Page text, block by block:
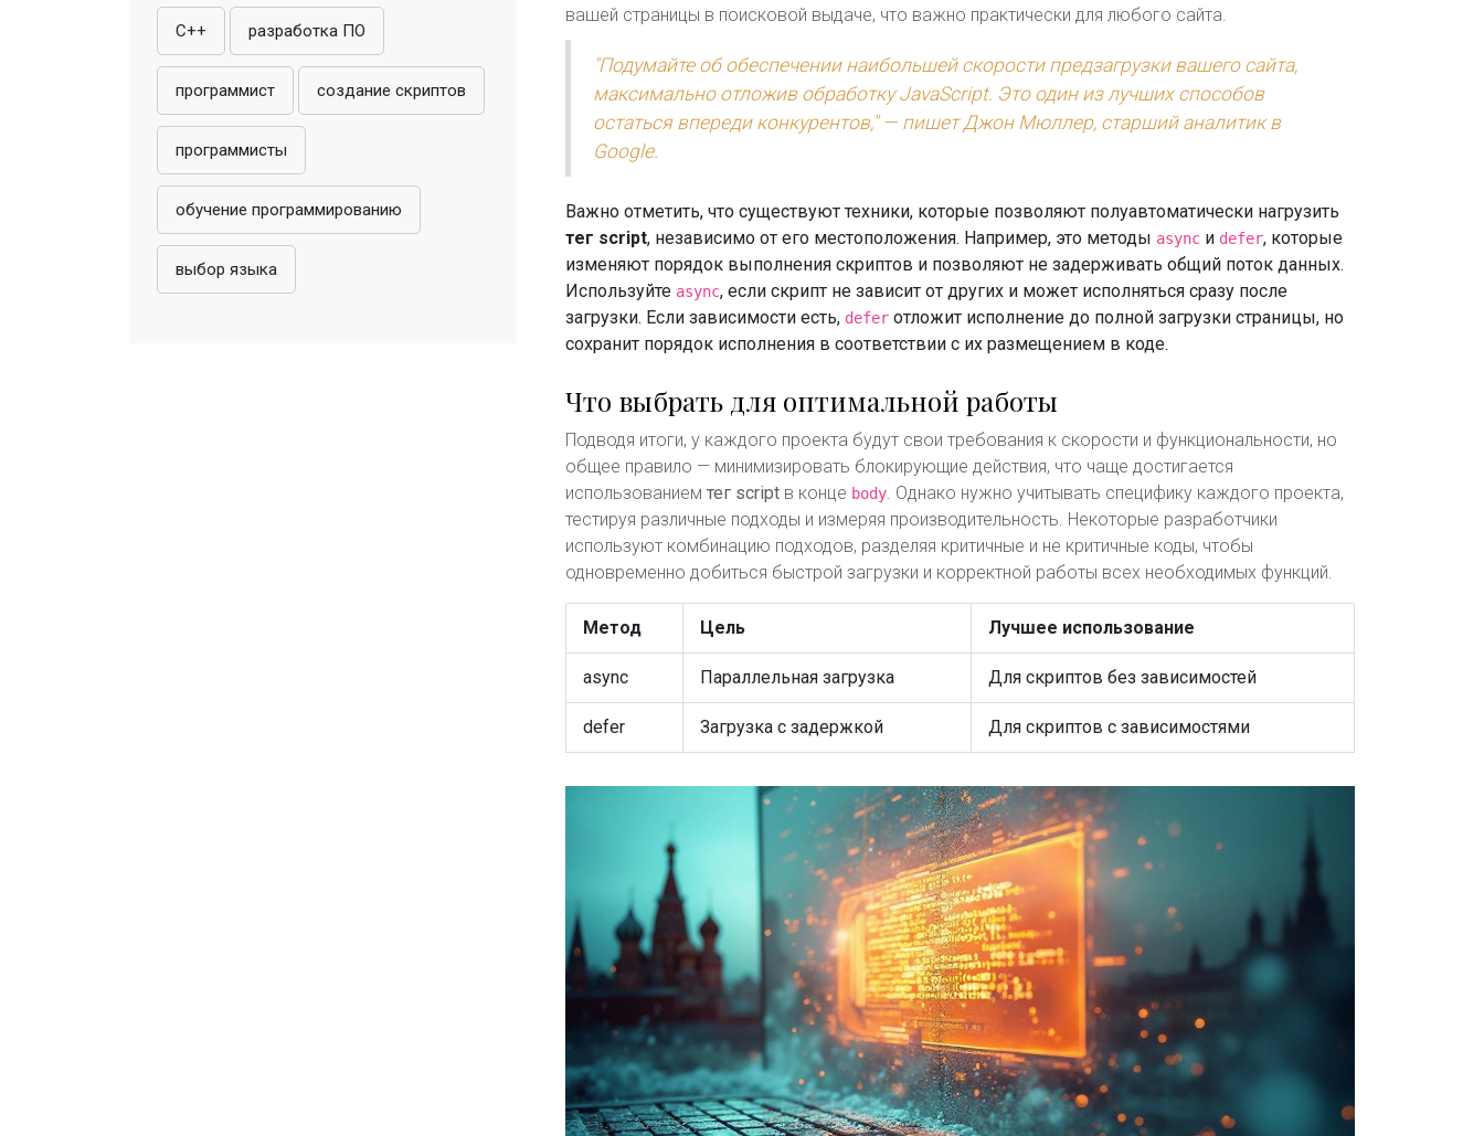
C++ разработка ПО
программист создание скриптов
программисты
обучение программированию
выбор языка
вашей страницы в поисковой выдаче, что важно практически для любого сайта.
"Подумайте об обеспечении наибольшей скорости предзагрузки вашего сайта,
максимально отложив обработку JavaScript. Это один из лучших способов
остаться впереди конкурентов," — пишет Джон Мюллер, старший аналитик в
Google.
Важно отметить, что существуют техники, которые позволяют полуавтоматически нагрузить
тег script, независимо от его местоположения. Например, это методы async и defer, которые
изменяют порядок выполнения скриптов и позволяют не задерживать общий поток данных.
Используйте async, если скрипт не зависит от других и может исполняться сразу после
загрузки. Если зависимости есть, defer отложит исполнение до полной загрузки страницы, но
сохранит порядок исполнения в соответствии с их размещением в коде.
Что выбрать для оптимальной работы
Подводя итоги, у каждого проекта будут свои требования к скорости и функциональности, но
общее правило — минимизировать блокирующие действия, что чаще достигается
использованием тег script в конце body. Однако нужно учитывать специфику каждого проекта,
тестируя различные подходы и измеряя производительность. Некоторые разработчики
используют комбинацию подходов, разделяя критичные и не критичные коды, чтобы
одновременно добиться быстрой загрузки и корректной работы всех необходимых функций.
Метод Цель Лучшее использование
async Параллельная загрузка Для скриптов без зависимостей
defer Загрузка с задержкой Для скриптов с зависимостями